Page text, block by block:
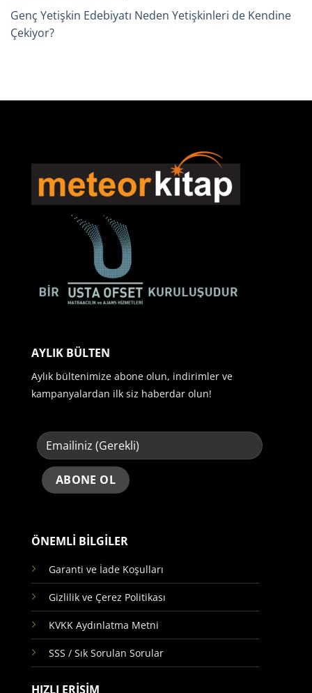
Genç Yetişkin Edebiyatı Neden Yetişkinleri de Kendine
Çekiyor?
ÖNEMLİ BİLGİLER
Garanti ve İade Koşulları
Gizlilik ve Çerez Politikası
KVKK Aydınlatma Metni
SSS / Sık Sorulan Sorular
HIZLI ERİŞİM
AYLIK BÜLTEN
Aylık bültenimize abone olun, indirimler ve
kampanyalardan ilk siz haberdar olun!